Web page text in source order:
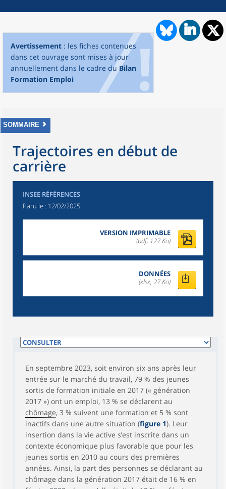
Avertissement : les fiches contenues
dans cet ouvrage sont mises à jour
annuellement dans le cadre du Bilan
Formation Emploi
SOMMAIRE
Trajectoires en début de
carrière
INSEE RÉFÉRENCES
Paru le : 12/02/2025
VERSION IMPRIMABLE
(pdf, 127 Ko)
DONNÉES
(xlsx, 27 Ko)
En septembre 2023, soit environ six ans après leur
entrée sur le marché du travail, 79 % des jeunes
sortis de formation initiale en 2017 (« génération
2017 ») ont un emploi, 13 % se déclarent au
chômage, 3 % suivent une formation et 5 % sont
inactifs dans une autre situation (figure 1). Leur
insertion dans la vie active s’est inscrite dans un
contexte économique plus favorable que pour les
jeunes sortis en 2010 au cours des premières
années. Ainsi, la part des personnes se déclarant au
chômage dans la génération 2017 était de 16 % en